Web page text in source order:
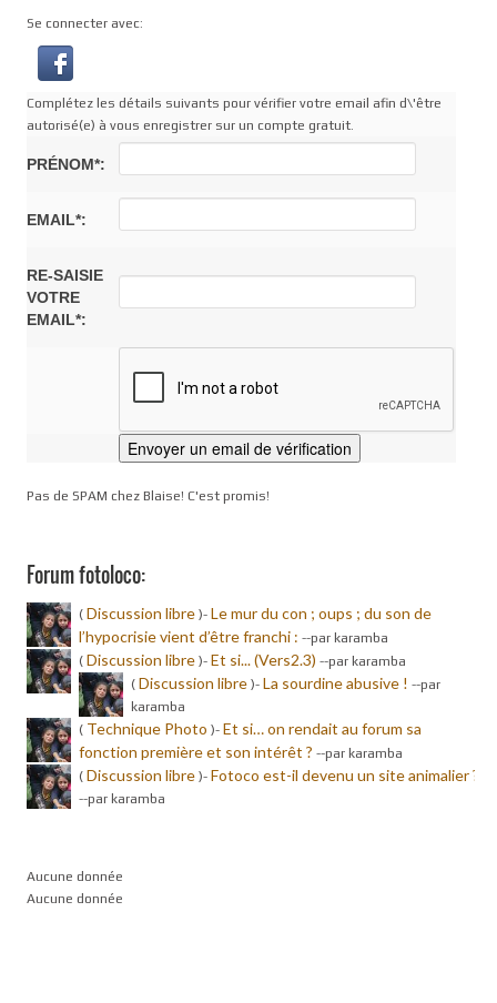
Se connecter avec:
Complétez les détails suivants pour vérifier votre email afin d\'être
autorisé(e) à vous enregistrer sur un compte gratuit.
PRÉNOM*:
EMAIL*:
RE-SAISIE
VOTRE
EMAIL*:
Pas de SPAM chez Blaise! C'est promis!
Forum fotoloco:
( Discussion libre )- Le mur du con ; oups ; du son de
l’hypocrisie vient d’être franchi : --par karamba
( Discussion libre )- Et si... (Vers2.3) --par karamba
( Discussion libre )- La sourdine abusive ! --par
karamba
( Technique Photo )- Et si… on rendait au forum sa
fonction première et son intérêt ? --par karamba
( Discussion libre )- Fotoco est-il devenu un site animalier ?
--par karamba
Aucune donnée
Aucune donnée